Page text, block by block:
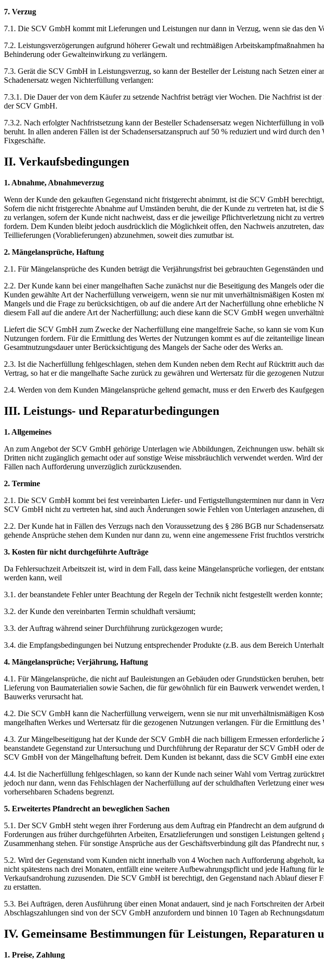
7. Verzug
7.1. Die SCV GmbH kommt mit Lieferungen und Leistungen nur dann in Verzug, wenn sie das den
7.2. Leistungsverzögerungen aufgrund höherer Gewalt und rechtmäßigen
Behinderung oder Gewalteinwirkung zu verlängern.
7.3. Gerät die SCV GmbH in Leistungsverzug, so kann der Besteller der Leistung nach Setzen einer
Schadenersatz wegen Nichterfüllung verlangen:
7.3.1. Die Dauer der von dem Käufer zu setzende Nachfrist beträgt vier Wochen. Die Nachfrist ist
der SCV GmbH.
7.3.2. Nach erfolgter Nachfristsetzung kann der Besteller Schadensersatz wegen Nichterfüllung in
beruht. In allen anderen Fällen ist der Schadensersatzanspruch auf 50 % reduziert und wird durch
Fixgeschäfte.
II. Verkaufsbedingungen
1. Abnahme, Abnahmeverzug
Wenn der Kunde den gekauften Gegenstand nicht fristgerecht abnimmt, ist die SCV GmbH
Sofern die nicht fristgerechte Abnahme auf Umständen beruht, die der Kunde zu vertreten hat, ist
zu verlangen, sofern der Kunde nicht nachweist, dass er die jeweilige Pflichtverletzung nicht zu
fordern. Dem Kunden bleibt jedoch ausdrücklich die Möglichkeit offen, den Nachweis anzutreten,
Teillieferungen (Vorablieferungen) abzunehmen, soweit dies zumutbar ist.
2. Mängelansprüche, Haftung
2.1. Für Mängelansprüche des Kunden beträgt die Verjährungsfrist bei gebrauchten Gegenständen
2.2. Der Kunde kann bei einer mangelhaften Sache zunächst nur die Beseitigung des Mangels
Kunden gewählte Art der Nacherfüllung verweigern, wenn sie nur mit unverhältnismäßigen Kosten
Mangels und die Frage zu berücksichtigen, ob auf die andere Art der Nacherfüllung ohne
diesem Fall auf die andere Art der Nacherfüllung; auch diese kann die SCV GmbH wegen
Liefert die SCV GmbH zum Zwecke der Nacherfüllung eine mangelfreie Sache, so kann sie vom
Nutzungen fordern. Für die Ermittlung des Wertes der Nutzungen kommt es auf die zeitanteilige
Gesamtnutzungsdauer unter Berücksichtigung des Mangels der Sache oder des Werks an.
2.3. Ist die Nacherfüllung fehlgeschlagen, stehen dem Kunden neben dem Recht auf Rücktritt auch
Vertrag, so hat er die mangelhafte Sache zurück zu gewähren und Wertersatz für die gezogenen
2.4. Werden von dem Kunden Mängelansprüche geltend gemacht, muss er den Erwerb des
III. Leistungs- und Reparaturbedingungen
1. Allgemeines
An zum Angebot der SCV GmbH gehörige Unterlagen wie Abbildungen, Zeichnungen usw. behält
Dritten nicht zugänglich gemacht oder auf sonstige Weise missbräuchlich verwendet werden. Wird
Fällen nach Aufforderung unverzüglich zurückzusenden.
2. Termine
2.1. Die SCV GmbH kommt bei fest vereinbarten Liefer- und Fertigstellungsterminen nur dann in
SCV GmbH nicht zu vertreten hat, sind auch Änderungen sowie Fehlen von Unterlagen anzusehen,
2.2. Der Kunde hat in Fällen des Verzugs nach den Voraussetzung des § 286 BGB nur
gehende Ansprüche stehen dem Kunden nur dann zu, wenn eine angemessene Frist fruchtlos
3. Kosten für nicht durchgeführte Aufträge
Da Fehlersuchzeit Arbeitszeit ist, wird in dem Fall, dass keine Mängelansprüche vorliegen, der
werden kann, weil
3.1. der beanstandete Fehler unter Beachtung der Regeln der Technik nicht festgestellt werden konnte;
3.2. der Kunde den vereinbarten Termin schuldhaft versäumt;
3.3. der Auftrag während seiner Durchführung zurückgezogen wurde;
3.4. die Empfangsbedingungen bei Nutzung entsprechender Produkte (z.B. aus dem Bereich
4. Mängelansprüche; Verjährung, Haftung
4.1. Für Mängelansprüche, die nicht auf Bauleistungen an Gebäuden oder Grundstücken beruhen,
Lieferung von Baumaterialien sowie Sachen, die für gewöhnlich für ein Bauwerk verwendet
Bauwerks verursacht hat.
4.2. Die SCV GmbH kann die Nacherfüllung verweigern, wenn sie nur mit unverhältnismäßigen
mangelhaften Werkes und Wertersatz für die gezogenen Nutzungen verlangen. Für die Ermittlung
4.3. Zur Mängelbeseitigung hat der Kunde der SCV GmbH die nach billigem Ermessen
beanstandete Gegenstand zur Untersuchung und Durchführung der Reparatur der SCV GmbH oder
SCV GmbH von der Mängelhaftung befreit. Dem Kunden ist bekannt, dass die SCV GmbH eine
4.4. Ist die Nacherfüllung fehlgeschlagen, so kann der Kunde nach seiner Wahl vom Vertrag
jedoch nur dann, wenn das Fehlschlagen der Nacherfüllung auf der schuldhaften Verletzung einer
vorhersehbaren Schadens begrenzt.
5. Erweitertes Pfandrecht an beweglichen Sachen
5.1. Der SCV GmbH steht wegen ihrer Forderung aus dem Auftrag ein Pfandrecht an dem aufgrund
Forderungen aus früher durchgeführten Arbeiten, Ersatzlieferungen und sonstigen Leistungen
Zusammenhang stehen. Für sonstige Ansprüche aus der Geschäftsverbindung gilt das Pfandrecht
5.2. Wird der Gegenstand vom Kunden nicht innerhalb von 4 Wochen nach Aufforderung abgeholt,
nicht spätestens nach drei Monaten, entfällt eine weitere Aufbewahrungspflicht und jede Haftung
Verkaufsandrohung zuzusenden. Die SCV GmbH ist berechtigt, den Gegenstand nach Ablauf
zu erstatten.
5.3. Bei Aufträgen, deren Ausführung über einen Monat andauert, sind je nach Fortschreiten der
Abschlagszahlungen sind von der SCV GmbH anzufordern und binnen 10 Tagen ab
IV. Gemeinsame Bestimmungen für Leistungen, Reparaturen
1. Preise, Zahlung